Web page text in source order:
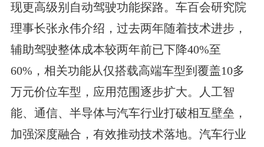
现更高级别自动驾驶功能探路。车百会研究院
理事长张永伟介绍，过去两年随着技术进步，
辅助驾驶整体成本较两年前已下降40%至
60%，相关功能从仅搭载高端车型到覆盖10多
万元价位车型，应用范围逐步扩大。人工智
能、通信、半导体与汽车行业打破相互壁垒，
加强深度融合，有效推动技术落地。汽车行业